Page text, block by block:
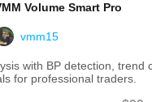
Volume Smart Pro
vmm15
with BP detection, trend
for professional traders.